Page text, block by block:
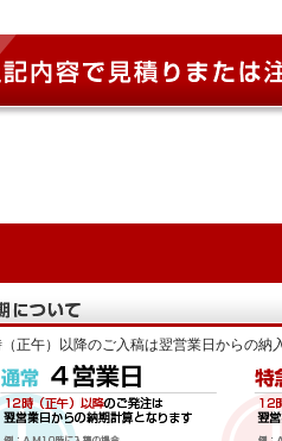
正午）以降のご入稿は翌営業日からの納